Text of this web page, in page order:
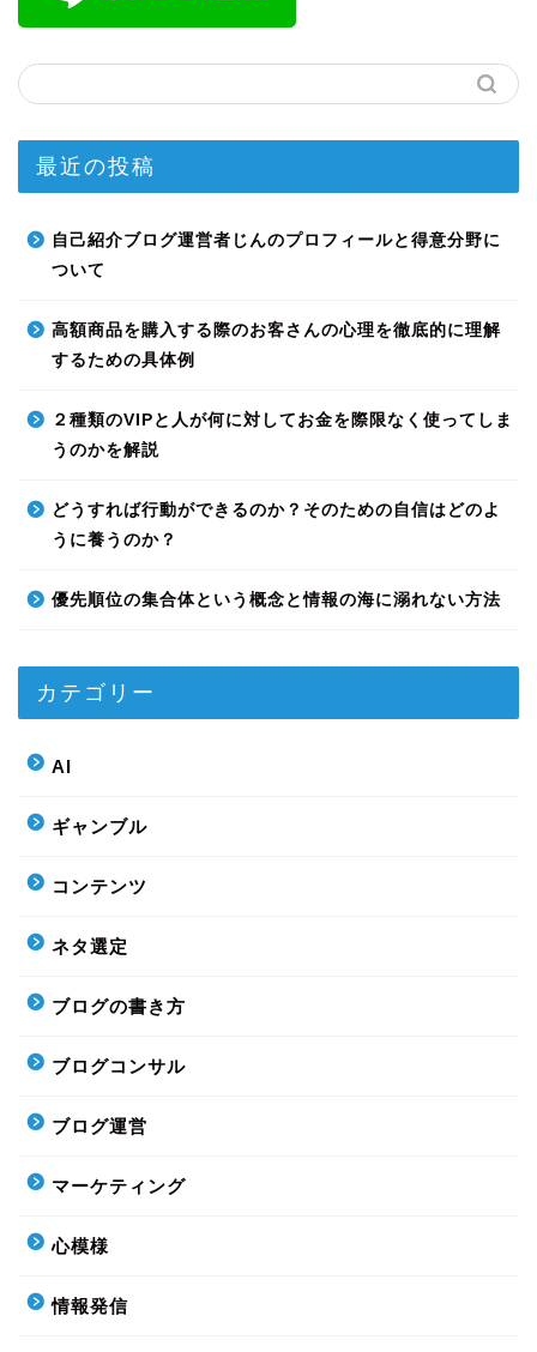
最近の投稿
自己紹介ブログ運営者じんのプロフィールと得意分野に
ついて
高額商品を購入する際のお客さんの心理を徹底的に理解
するための具体例
２種類のVIPと人が何に対してお金を際限なく使ってしま
うのかを解説
どうすれば行動ができるのか？そのための自信はどのよ
うに養うのか？
優先順位の集合体という概念と情報の海に溺れない方法
カテゴリー
AI
ギャンブル
コンテンツ
ネタ選定
ブログの書き方
ブログコンサル
ブログ運営
マーケティング
心模様
情報発信